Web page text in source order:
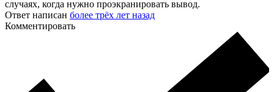
случаях, когда нужно проэкранировать вывод.
Ответ написан более трёх лет назад
Комментировать